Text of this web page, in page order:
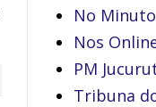
No Minuto
Nos
PM
Tribuna